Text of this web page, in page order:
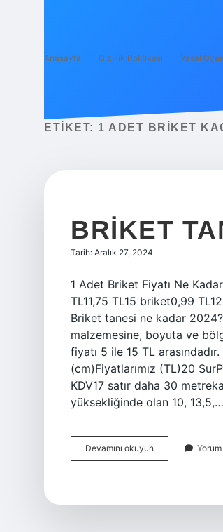
Anasayfa Gizlilik Politikası Yasal Uyarı
ETIKET: 1 ADET BRIKET
BRIKET
Tarih: Aralık 27, 2024
1 Adet Briket Fiyatı Ne
TL11,75 TL15 briket0,99
Briket tanesi ne kadar
malzemesine, boyuta ve
fiyatı 5 ile 15 TL
(cm)Fiyatlarımız (TL)20
KDV17 satır daha 30
yüksekliğinde olan 10, 13,5,…
Devamını okuyun
Tanesi
Yorum